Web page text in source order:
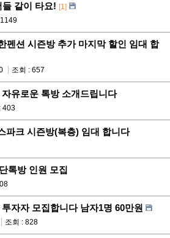
같이 타요! [1]
펜션 시즌방 추가 마지막 할인 임대 합
조회 : 657
유로운 톡방 소개드립니다
403
파크 시즌방(복층) 임대 합니다
톡방 인원 모집
자자 모집합니다 남자1명 60만원
조회 : 828